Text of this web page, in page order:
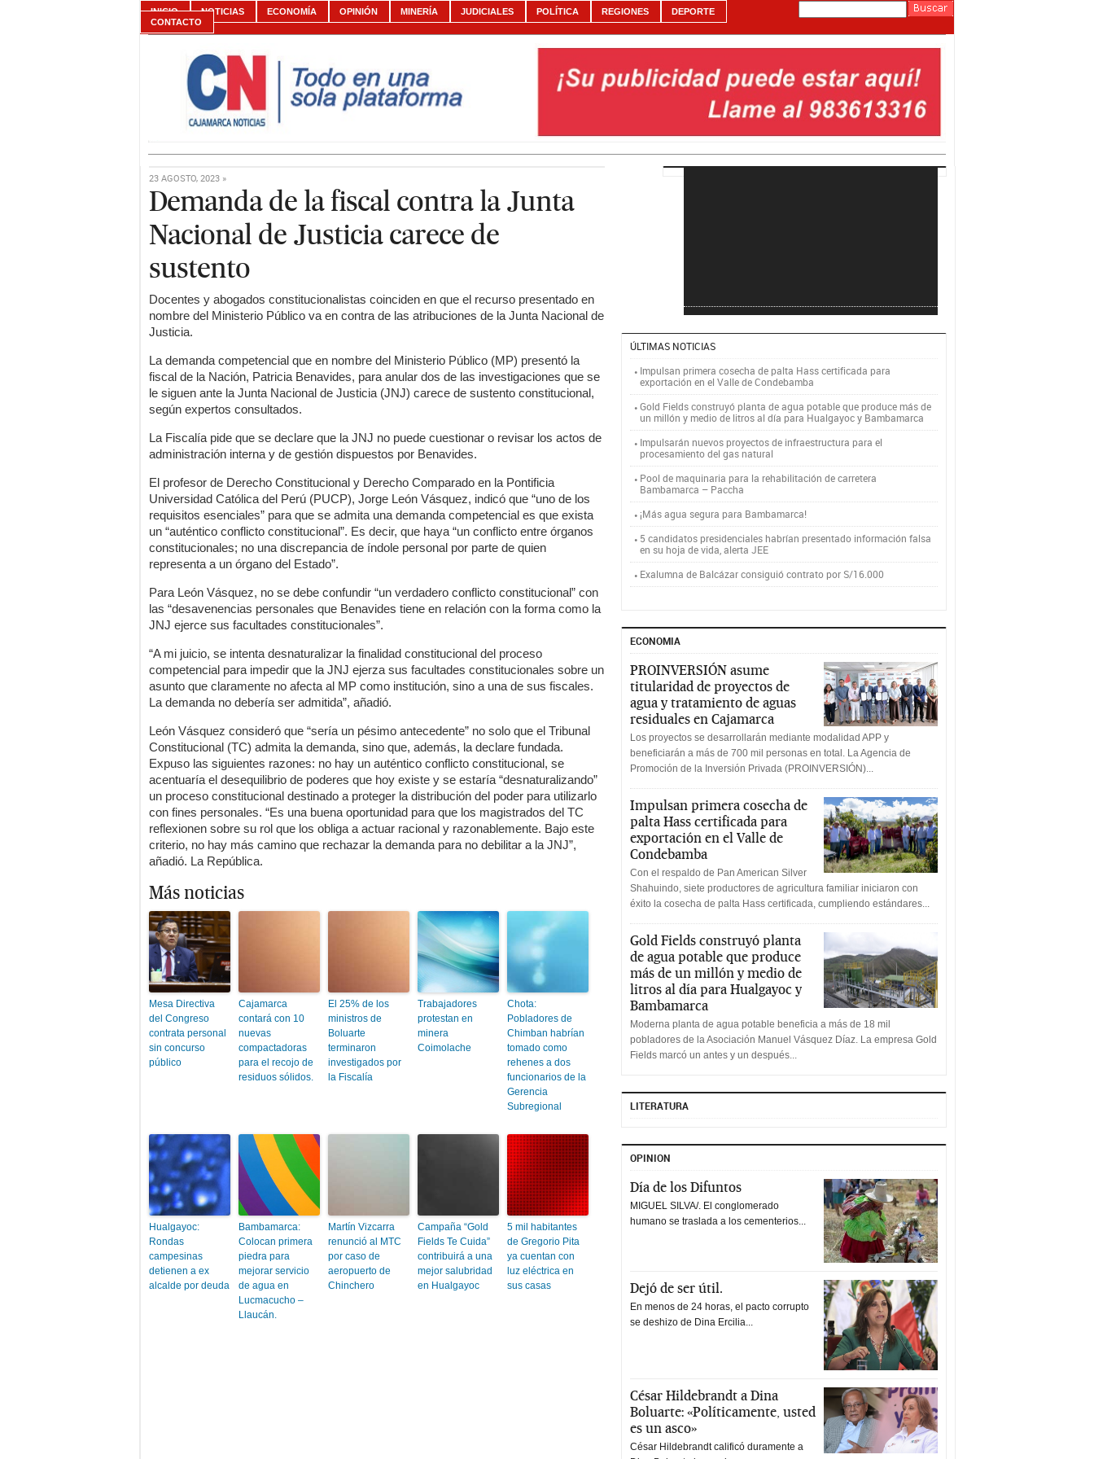
INICIO NOTICIAS ECONOMÍA OPINIÓN MINERÍA JUDICIALES POLÍTICA REGIONES
DEPORTE
CONTACTO
23 AGOSTO, 2023 »
Demanda de la fiscal contra la Junta
Nacional de Justicia carece de
sustento
Docentes y abogados constitucionalistas coinciden en que el recurso presentado en
nombre del Ministerio Público va en contra de las atribuciones de la Junta Nacional de
Justicia.
La demanda competencial que en nombre del Ministerio Público (MP) presentó la
fiscal de la Nación, Patricia Benavides, para anular dos de las investigaciones que se
le siguen ante la Junta Nacional de Justicia (JNJ) carece de sustento constitucional,
según expertos consultados.
La Fiscalía pide que se declare que la JNJ no puede cuestionar o revisar los actos de
administración interna y de gestión dispuestos por Benavides.
El profesor de Derecho Constitucional y Derecho Comparado en la Pontificia
Universidad Católica del Perú (PUCP), Jorge León Vásquez, indicó que “uno de los
requisitos esenciales” para que se admita una demanda competencial es que exista
un “auténtico conflicto constitucional”. Es decir, que haya “un conflicto entre órganos
constitucionales; no una discrepancia de índole personal por parte de quien
representa a un órgano del Estado”.
Para León Vásquez, no se debe confundir “un verdadero conflicto constitucional” con
las “desavenencias personales que Benavides tiene en relación con la forma como la
JNJ ejerce sus facultades constitucionales”.
“A mi juicio, se intenta desnaturalizar la finalidad constitucional del proceso
competencial para impedir que la JNJ ejerza sus facultades constitucionales sobre un
asunto que claramente no afecta al MP como institución, sino a una de sus fiscales.
La demanda no debería ser admitida”, añadió.
León Vásquez consideró que “sería un pésimo antecedente” no solo que el Tribunal
Constitucional (TC) admita la demanda, sino que, además, la declare fundada.
Expuso las siguientes razones: no hay un auténtico conflicto constitucional, se
acentuaría el desequilibrio de poderes que hoy existe y se estaría “desnaturalizando”
un proceso constitucional destinado a proteger la distribución del poder para utilizarlo
con fines personales. “Es una buena oportunidad para que los magistrados del TC
reflexionen sobre su rol que los obliga a actuar racional y razonablemente. Bajo este
criterio, no hay más camino que rechazar la demanda para no debilitar a la JNJ”,
añadió. La República.
Más noticias
Mesa Directiva
del Congreso
contrata personal
sin concurso
público
Cajamarca
contará con 10
nuevas
compactadoras
para el recojo de
residuos sólidos.
El 25% de los
ministros de
Boluarte
terminaron
investigados por
la Fiscalía
Trabajadores
protestan en
minera
Coimolache
Chota:
Pobladores de
Chimban habrían
tomado como
rehenes a dos
funcionarios de la
Gerencia
Subregional
Hualgayoc:
Rondas
campesinas
detienen a ex
alcalde por deuda
Bambamarca:
Colocan primera
piedra para
mejorar servicio
de agua en
Lucmacucho –
Llaucán.
Martín Vizcarra
renunció al MTC
por caso de
aeropuerto de
Chinchero
Campaña “Gold
Fields Te Cuida”
contribuirá a una
mejor salubridad
en Hualgayoc
5 mil habitantes
de Gregorio Pita
ya cuentan con
luz eléctrica en
sus casas
ÚLTIMAS NOTICIAS
Impulsan primera cosecha de palta Hass certificada para
exportación en el Valle de Condebamba
Gold Fields construyó planta de agua potable que produce más de
un millón y medio de litros al día para Hualgayoc y Bambamarca
Impulsarán nuevos proyectos de infraestructura para el
procesamiento del gas natural
Pool de maquinaria para la rehabilitación de carretera
Bambamarca – Paccha
¡Más agua segura para Bambamarca!
5 candidatos presidenciales habrían presentado información falsa
en su hoja de vida, alerta JEE
Exalumna de Balcázar consiguió contrato por S/16.000
ECONOMIA
PROINVERSIÓN asume
titularidad de proyectos de
agua y tratamiento de aguas
residuales en Cajamarca
Los proyectos se desarrollarán mediante modalidad APP y
beneficiarán a más de 700 mil personas en total. La Agencia de
Promoción de la Inversión Privada (PROINVERSIÓN)...
Impulsan primera cosecha de
palta Hass certificada para
exportación en el Valle de
Condebamba
Con el respaldo de Pan American Silver
Shahuindo, siete productores de agricultura familiar iniciaron con
éxito la cosecha de palta Hass certificada, cumpliendo estándares...
Gold Fields construyó planta
de agua potable que produce
más de un millón y medio de
litros al día para Hualgayoc y
Bambamarca
Moderna planta de agua potable beneficia a más de 18 mil
pobladores de la Asociación Manuel Vásquez Díaz. La empresa Gold
Fields marcó un antes y un después...
LITERATURA
OPINION
Día de los Difuntos
MIGUEL SILVA/. El conglomerado
humano se traslada a los cementerios...
Dejó de ser útil.
En menos de 24 horas, el pacto corrupto
se deshizo de Dina Ercilia...
César Hildebrandt a Dina
Boluarte: «Políticamente, usted
es un asco»
César Hildebrandt calificó duramente a